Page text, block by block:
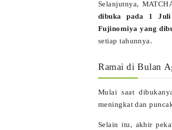
Selanjutnya,
dibuka pada 1 Juli
Fujinomiya yang
setiap tahunnya.
Ramai di Bulan
Mulai saat
meningkat dan
Selain itu, akhir